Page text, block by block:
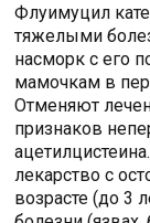
Флуимуцил
тяжелыми
насморк с его
мамочкам в
Отменяют
признаков
лекарство с
возрасте (до 3